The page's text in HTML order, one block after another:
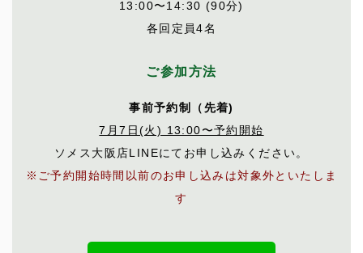
13:00〜14:30 (90分)
各回定員4名
ご参加方法
事前予約制（先着)
7月7日(火) 13:00〜予約開始
ソメス大阪店LINEにてお申し込みください。
※ご予約開始時間以前のお申し込みは対象外といたしま
す